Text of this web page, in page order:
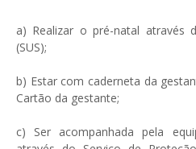
a) Realizar o pré-natal através
(SUS);
b) Estar com caderneta da
Cartão da gestante;
c) Ser acompanhada pela